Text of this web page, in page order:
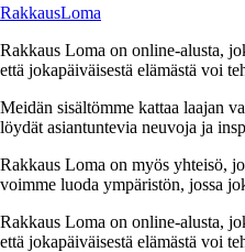
RakkausLoma
Rakkaus Loma on online-alusta,
että jokapäiväisestä elämästä voi
Meidän sisältömme kattaa laajan
löydät asiantuntevia neuvoja ja
Rakkaus Loma on myös yhteisö,
voimme luoda ympäristön, jossa
Rakkaus Loma on online-alusta,
että jokapäiväisestä elämästä voi